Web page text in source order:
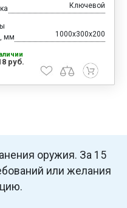
Ключевой
мм
1000x300x200
руб.
оружия. За 15
или желания